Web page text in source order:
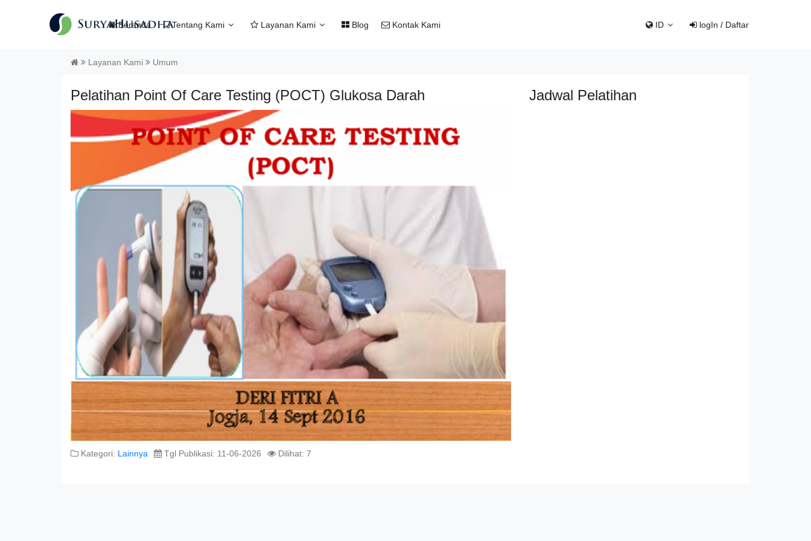
Beranda Tentang Kami Layanan Kami Blog Kontak Kami ID logIn / Daftar
Layanan Kami Umum
Pelatihan Point Of Care Testing (POCT) Glukosa Darah
Kategori: Lainnya Tgl Publikasi: 11-06-2026 Dilihat: 7
Jadwal Pelatihan